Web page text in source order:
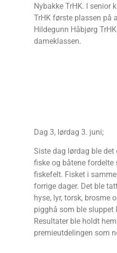
Nybakke TrHK. I senior
TrHK første plassen på
Hildegunn Håbjørg
dameklassen.
Dag 3, lørdag 3. juni;
Siste dag lørdag ble
fiske og båtene fordelte
fiskefelt. Fisket i
forrige dager. Det ble
hyse, lyr, torsk, brosme
pigghå som ble sluppet
Resultater ble holdt
premieutdelingen som